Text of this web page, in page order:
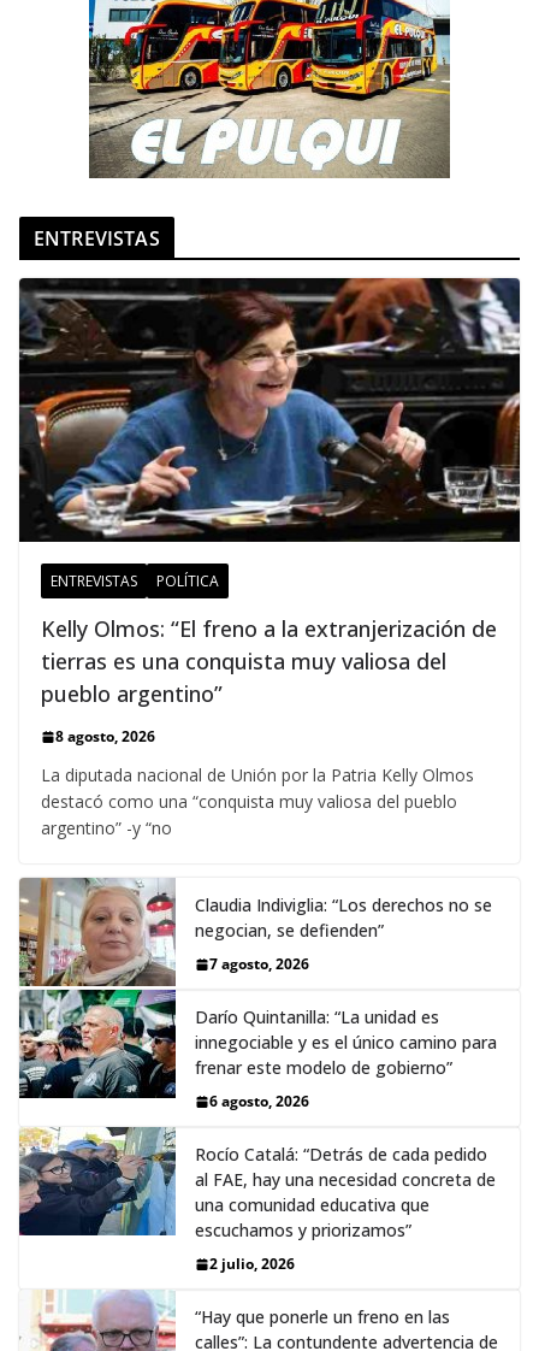
ENTREVISTAS
ENTREVISTAS POLÍTICA
Kelly Olmos: “El freno a la extranjerización de
tierras es una conquista muy valiosa del
pueblo argentino”
8 agosto, 2026
La diputada nacional de Unión por la Patria Kelly Olmos
destacó como una “conquista muy valiosa del pueblo
argentino” -y “no
Claudia Indiviglia: “Los derechos no se
negocian, se defienden”
7 agosto, 2026
Darío Quintanilla: “La unidad es
innegociable y es el único camino para
frenar este modelo de gobierno”
6 agosto, 2026
Rocío Catalá: “Detrás de cada pedido
al FAE, hay una necesidad concreta de
una comunidad educativa que
escuchamos y priorizamos”
2 julio, 2026
“Hay que ponerle un freno en las
calles”: La contundente advertencia de